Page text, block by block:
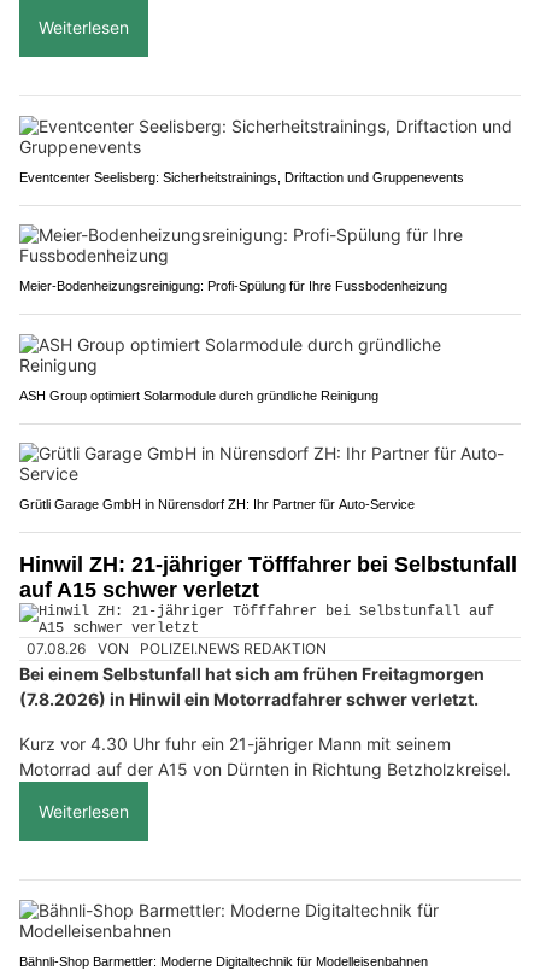
Weiterlesen
Eventcenter Seelisberg: Sicherheitstrainings, Driftaction und Gruppenevents
Meier-Bodenheizungsreinigung: Profi-Spülung für Ihre Fussbodenheizung
ASH Group optimiert Solarmodule durch gründliche Reinigung
Grütli Garage GmbH in Nürensdorf ZH: Ihr Partner für Auto-Service
Hinwil ZH: 21-jähriger Töfffahrer bei Selbstunfall
auf A15 schwer verletzt
07.08.26 VON POLIZEI.NEWS REDAKTION
Bei einem Selbstunfall hat sich am frühen Freitagmorgen
(7.8.2026) in Hinwil ein Motorradfahrer schwer verletzt.
Kurz vor 4.30 Uhr fuhr ein 21-jähriger Mann mit seinem
Motorrad auf der A15 von Dürnten in Richtung Betzholzkreisel.
Weiterlesen
Bähnli-Shop Barmettler: Moderne Digitaltechnik für Modelleisenbahnen